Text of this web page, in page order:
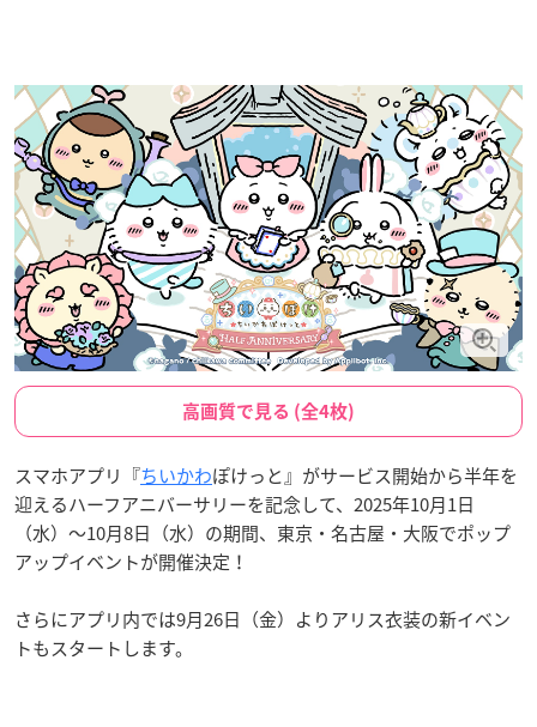
高画質で見る (全4枚)
スマホアプリ『ちいかわぽけっと』がサービス開始から半年を
迎えるハーフアニバーサリーを記念して、2025年10月1日
（水）～10月8日（水）の期間、東京・名古屋・大阪でポップ
アップイベントが開催決定！
さらにアプリ内では9月26日（金）よりアリス衣装の新イベン
トもスタートします。